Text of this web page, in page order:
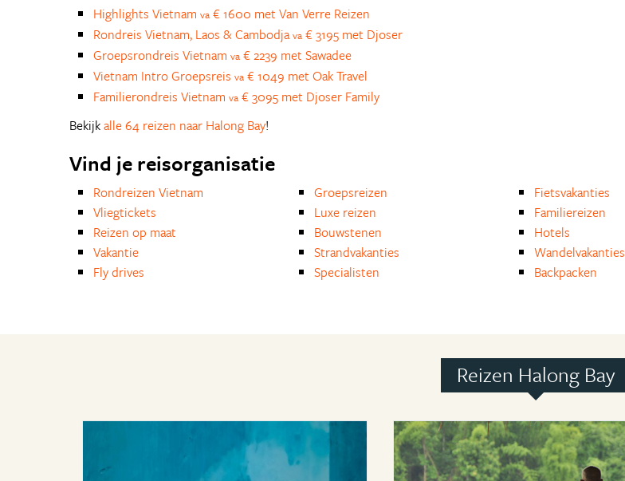
Highlights Vietnam va € 1600 met Van Verre Reizen
Rondreis Vietnam, Laos & Cambodja va € 3195 met Djoser
Groepsrondreis Vietnam va € 2239 met Sawadee
Vietnam Intro Groepsreis va € 1049 met Oak Travel
Familierondreis Vietnam va € 3095 met Djoser Family
Bekijkalle 64 reizen naar Halong Bay!
Vind je reisorganisatie
Rondreizen Vietnam
Vliegtickets
Reizen op maat
Vakantie
Fly drives
Groepsreizen
Luxe reizen
Bouwstenen
Strandvakanties
Specialisten
Fietsvakanties
Familiereizen
Hotels
Wandelvakanties
Backpacken
Reizen Halong Bay